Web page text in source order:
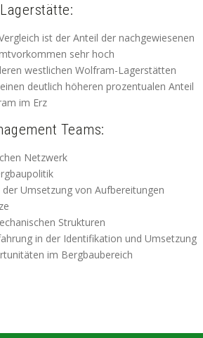
ist der Anteil der nachgewiesenen
sehr hoch
westlichen Wolfram-Lagerstätten
deutlich höheren prozentualen Anteil
im Erz
Teams:
Netzwerk
Umsetzung von Aufbereitungen
Strukturen
in der Identifikation und Umsetzung
im Bergbaubereich